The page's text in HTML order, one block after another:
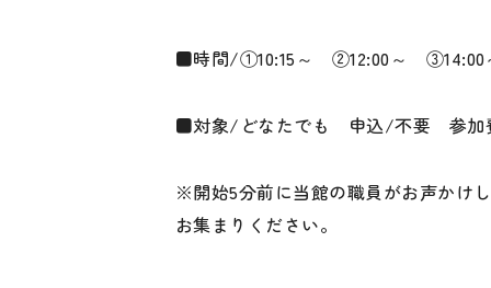
■時間/①10:15～ ②12:00～ ③14:00
■対象/どなたでも 申込/不要 参加
※開始5分前に当館の職員がお声かけ
お集まりください。